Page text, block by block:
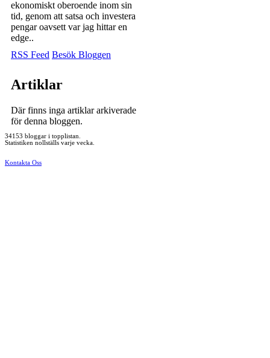
ekonomiskt oberoende inom sin
tid, genom att satsa och investera
pengar oavsett var jag hittar en
edge..
RSS Feed Besök Bloggen
Artiklar
Där finns inga artiklar arkiverade
för denna bloggen.
34153 bloggar i topplistan.
Statistiken nollställs varje vecka.
Kontakta Oss